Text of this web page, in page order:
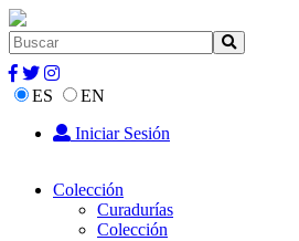
ES
EN
Iniciar Sesión
Colección
Curadurías
Colección